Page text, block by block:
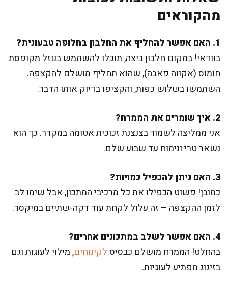
מהקוראים
1. האם אפשר להחליף את החלבון בחלופה טבעונית?
בוודאי! במקום חלבון ביצה, תוכלו להשתמש בנוזל מקופסת
חומוס (אקווה פאבה), שהוא תחליף מושלם להקצפה.
השתמשו בשלוש כפות, והקציפו בדיוק אותו הדבר.
2. איך שומרים את הממרח?
אני ממליצה לשמור בצנצנת זכוכית אטומה במקרר. כך הוא
נשאר טרי ונימוח עד שבוע שלם.
3. האם ניתן להכפיל כמויות?
כמובן! פשוט הכפילו את כל מרכיבי המתכון, אבל שימו לב
לזמן ההקצפה – זה עלול לקחת עוד דקה-שתיים במיקסר.
4. האם אפשר לשלב במתכונים אחרים?
בהחלט! הממרח מושלם כבסיסלקינוחים, מילוי לעוגות וגם
בזיגוג מפתיע לעוגיות.